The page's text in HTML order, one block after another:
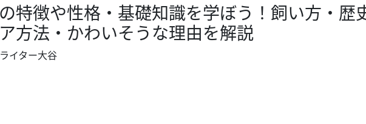
特徴や性格・基礎知識を学ぼう！飼い方・歴
方法・かわいそうな理由を解説
イター大谷